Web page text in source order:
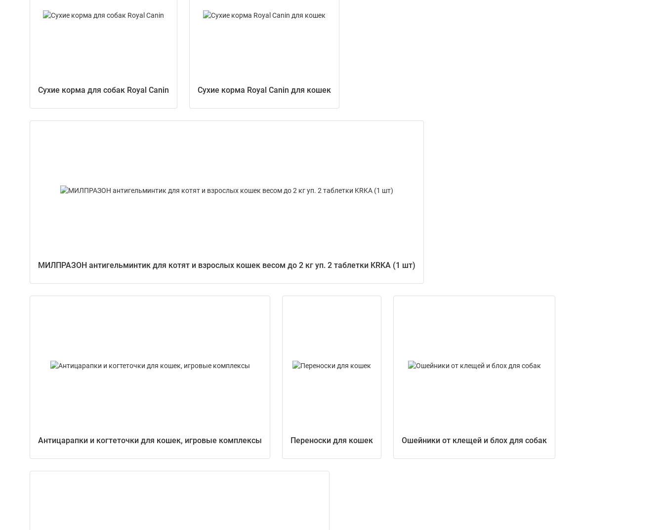
Сухие корма для собак Royal Canin Сухие корма Royal Canin для кошек
МИЛПРАЗОН антигельминтик для котят и взрослых кошек весом до 2 кг уп. 2 таблетки KRKA (1 шт)
Антицарапки и когтеточки для кошек, игровые комплексы Переноски для кошек Ошейники от клещей и блох для собак